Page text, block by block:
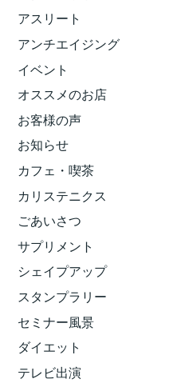
アスリート
アンチエイジング
イベント
オススメのお店
お客様の声
お知らせ
カフェ・喫茶
カリステニクス
ごあいさつ
サプリメント
シェイプアップ
スタンプラリー
セミナー風景
ダイエット
テレビ出演